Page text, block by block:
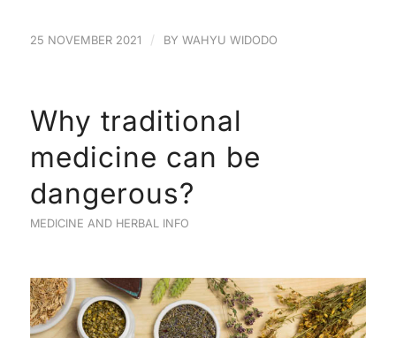
25 NOVEMBER 2021 / BY WAHYU WIDODO
Why traditional
medicine can be
dangerous?
MEDICINE AND HERBAL INFO